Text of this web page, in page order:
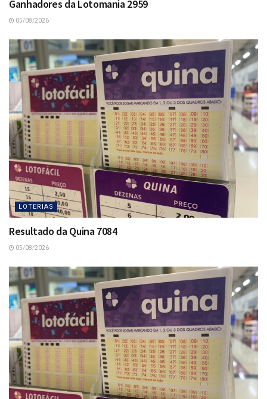
Ganhadores da Lotomania 2959
05/08/2026
LOTERIAS
Resultado da Quina 7084
05/08/2026